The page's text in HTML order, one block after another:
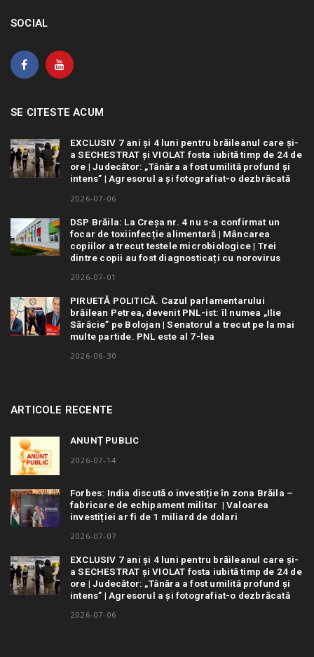
SOCIAL
SE CITESTE ACUM
EXCLUSIV 7 ani și 4 luni pentru brăileanul care și-
a SECHESTRAT și VIOLAT fosta iubită timp de 24 de
ore | Judecător: „Tânăra a fost umilită profund și
intens” | Agresorul a și fotografiat-o dezbrăcată
2026-07-06
DSP Brăila: La Creșa nr. 4 nu s-a confirmat un
focar de toxiinfecție alimentară | Mâncarea
copiilor a trecut testele microbiologice | Trei
dintre copii au fost diagnosticați cu norovirus
2026-07-01
PIRUETĂ POLITICĂ. Cazul parlamentarului
brăilean Petrea, devenit PNL-ist: îl numea „Ilie
Sărăcie” pe Bolojan | Senatorul a trecut pe la mai
multe partide. PNL este al 7-lea
2026-06-30
ARTICOLE RECENTE
ANUNȚ PUBLIC
2026-07-14
Forbes: India discută o investiție în zona Brăila –
fabricare de echipament militar | Valoarea
investiției ar fi de 1 miliard de dolari
2026-07-07
EXCLUSIV 7 ani și 4 luni pentru brăileanul care și-
a SECHESTRAT și VIOLAT fosta iubită timp de 24 de
ore | Judecător: „Tânăra a fost umilită profund și
intens” | Agresorul a și fotografiat-o dezbrăcată
2026-07-06